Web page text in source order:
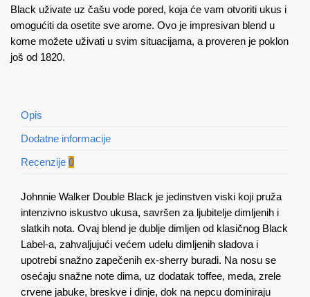
Black uživate uz čašu vode pored, koja će vam otvoriti ukus i
omogućiti da osetite sve arome. Ovo je impresivan blend u
kome možete uživati u svim situacijama, a proveren je poklon
još od 1820.
Opis
Dodatne informacije
Recenzije 0
Johnnie Walker Double Black je jedinstven viski koji pruža
intenzivno iskustvo ukusa, savršen za ljubitelje dimljenih i
slatkih nota. Ovaj blend je dublje dimljen od klasičnog Black
Label-a, zahvaljujući većem udelu dimljenih sladova i
upotrebi snažno zapečenih ex-sherry buradi. Na nosu se
osećaju snažne note dima, uz dodatak toffee, meda, zrele
crvene jabuke, breskve i dinje, dok na nepcu dominiraju